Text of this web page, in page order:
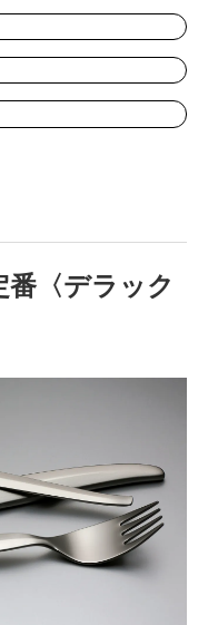
〈デラック